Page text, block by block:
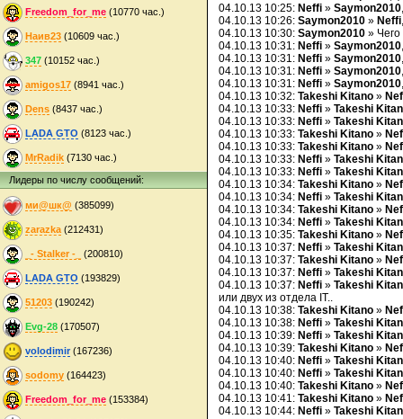
Freedom_for_me (10770 час.)
Наив23 (10609 час.)
347 (10152 час.)
amigos17 (8941 час.)
Dens (8437 час.)
LADA GTO (8123 час.)
MrRadik (7130 час.)
Лидеры по числу сообщений:
ми@шк@ (385099)
zarazka (212431)
_- Stalker -_ (200810)
LADA GTO (193829)
51203 (190242)
Evg-28 (170507)
volodimir(167236)
sodomy (164423)
Freedom_for_me (153384)
04.10.13 10:25: Neffi » Saymon2010
04.10.13 10:26: Saymon2010 » Neffi
04.10.13 10:30: Saymon2010 »
04.10.13 10:31: Neffi » Saymon2010
04.10.13 10:31: Neffi » Saymon2010
04.10.13 10:31: Neffi » Saymon2010
04.10.13 10:31: Neffi » Saymon2010
04.10.13 10:32: Takeshi Kitano »
04.10.13 10:33: Neffi » Takeshi
04.10.13 10:33: Neffi » Takeshi
04.10.13 10:33: Takeshi Kitano »
04.10.13 10:33: Takeshi Kitano »
04.10.13 10:33: Neffi » Takeshi
04.10.13 10:33: Neffi » Takeshi
04.10.13 10:34: Takeshi Kitano »
04.10.13 10:34: Neffi » Takeshi
04.10.13 10:34: Takeshi Kitano »
04.10.13 10:34: Neffi » Takeshi
04.10.13 10:35: Takeshi Kitano »
04.10.13 10:37: Neffi » Takeshi
04.10.13 10:37: Takeshi Kitano »
04.10.13 10:37: Neffi » Takeshi
04.10.13 10:37: Neffi » Takeshi
или двух из отдела IT..
04.10.13 10:38: Takeshi Kitano »
04.10.13 10:38: Neffi » Takeshi
04.10.13 10:39: Neffi » Takeshi
04.10.13 10:39: Takeshi Kitano »
04.10.13 10:40: Neffi » Takeshi
04.10.13 10:40: Neffi » Takeshi
04.10.13 10:40: Takeshi Kitano »
04.10.13 10:41: Takeshi Kitano »
04.10.13 10:44: Neffi » Takeshi